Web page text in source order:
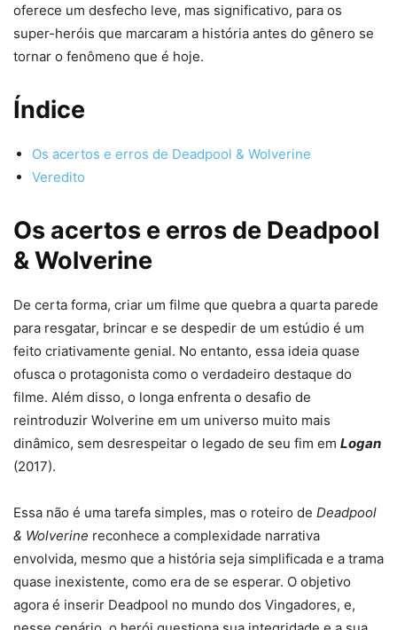
oferece um desfecho leve, mas significativo, para os
super-heróis que marcaram a história antes do gênero se
tornar o fenômeno que é hoje.
Índice
Os acertos e erros de Deadpool & Wolverine
Veredito
Os acertos e erros de Deadpool
& Wolverine
De certa forma, criar um filme que quebra a quarta parede
para resgatar, brincar e se despedir de um estúdio é um
feito criativamente genial. No entanto, essa ideia quase
ofusca o protagonista como o verdadeiro destaque do
filme. Além disso, o longa enfrenta o desafio de
reintroduzir Wolverine em um universo muito mais
dinâmico, sem desrespeitar o legado de seu fim em Logan
(2017).
Essa não é uma tarefa simples, mas o roteiro de Deadpool
& Wolverine reconhece a complexidade narrativa
envolvida, mesmo que a história seja simplificada e a trama
quase inexistente, como era de se esperar. O objetivo
agora é inserir Deadpool no mundo dos Vingadores, e,